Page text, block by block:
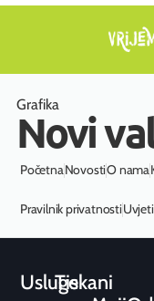
Grafika
Novi
PočetnaNovostiO nama
Pravilnik privatnosti
UslugeTiskani